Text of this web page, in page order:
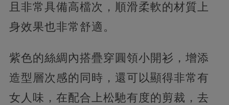
且非常具備高檔次，順滑柔軟的材質上
身效果也非常舒適。
紫色的絲綢內搭疊穿圓領小開衫，增添
造型層次感的同時，還可以顯得非常有
女人味，在配合上松馳有度的剪裁，去